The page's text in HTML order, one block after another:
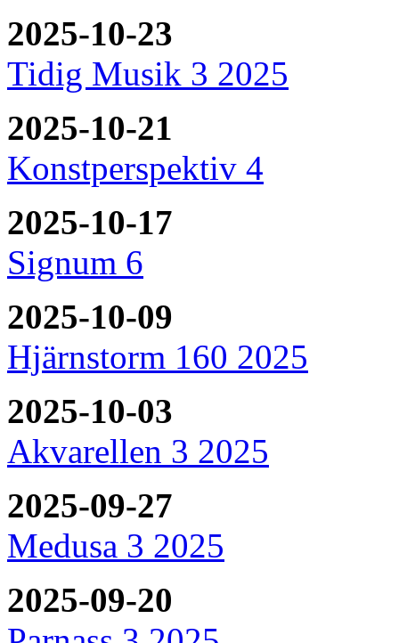
2025-10-23
Tidig Musik 3 2025
2025-10-21
Konstperspektiv 4
2025-10-17
Signum 6
2025-10-09
Hjärnstorm 160 2025
2025-10-03
Akvarellen 3 2025
2025-09-27
Medusa 3 2025
2025-09-20